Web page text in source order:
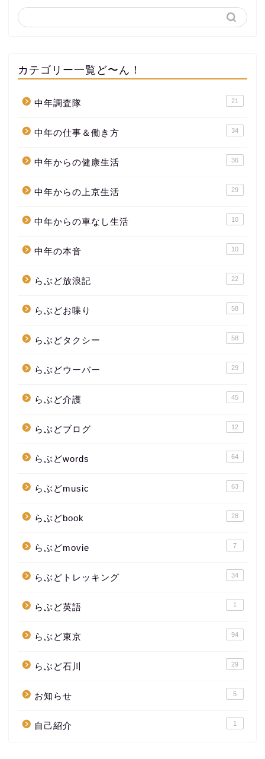
カテゴリー一覧ど〜ん！
中年調査隊 21
中年の仕事＆働き方 34
中年からの健康生活 36
中年からの上京生活 29
中年からの車なし生活 10
中年の本音 10
らぶど放浪記 22
らぶどお喋り 58
らぶどタクシー 58
らぶどウーバー 29
らぶど介護 45
らぶどブログ 12
らぶどwords 64
らぶどmusic 63
らぶどbook 28
らぶどmovie 7
らぶどトレッキング 34
らぶど英語 1
らぶど東京 94
らぶど石川 29
お知らせ 5
自己紹介 1